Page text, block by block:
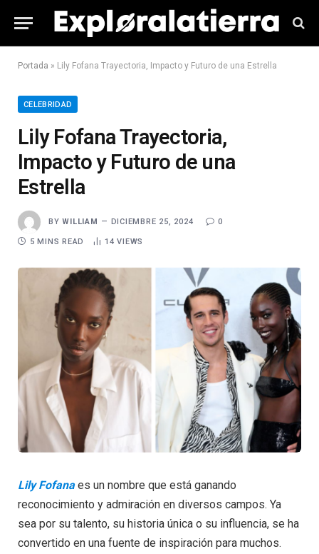
Portada » Lily Fofana Trayectoria, Impacto y Futuro de una Estrella
CELEBRIDAD
Lily Fofana Trayectoria,
Impacto y Futuro de una
Estrella
BY WILLIAM DICIEMBRE 25, 2024 0
5 MINS READ 14VIEWS
Lily Fofanaes un nombre que está ganando
reconocimiento y admiración en diversos campos. Ya
sea por su talento, su historia única o su influencia, se ha
convertido en una fuente de inspiración para muchos.